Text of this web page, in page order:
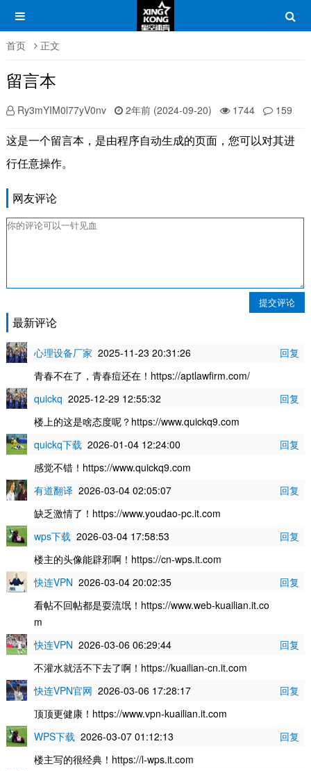
首页 正文
留言本
Ry3mYIM0l77yV0nv 2年前 (2024-09-20) 1744 159
这是一个留言本，是由程序自动生成的页面，您可以对其进
行任意操作。
网友评论
提交评论
最新评论
心理设备厂家 2025-11-23 20:31:26
回复
青春不在了，青春痘还在！https://aptlawfirm.com/
quickq 2025-12-29 12:55:32
回复
楼上的这是啥态度呢？https://www.quickq9.com
quickq下载 2026-01-04 12:24:00
回复
感觉不错！https://www.quickq9.com
有道翻译 2026-03-04 02:05:07
回复
缺乏激情了！https://www.youdao-pc.it.com
wps下载 2026-03-04 17:58:53
回复
楼主的头像能辟邪啊！https://cn-wps.it.com
快连VPN 2026-03-04 20:02:35
回复
看帖不回帖都是耍流氓！https://www.web-kuailian.it.co
m
快连VPN 2026-03-06 06:29:44
回复
不灌水就活不下去了啊！https://kuailian-cn.it.com
快连VPN官网 2026-03-06 17:28:17
回复
顶顶更健康！https://www.vpn-kuailian.it.com
WPS下载 2026-03-07 01:12:13
回复
楼主写的很经典！https://l-wps.it.com